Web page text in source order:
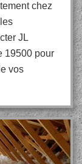
chez
JL
19500 pour
vos